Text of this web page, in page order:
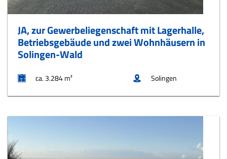
JA, zur Gewerbeliegenschaft mit Lagerhalle,
Betriebsgebäude und zwei Wohnhäusern in
Solingen-Wald
ca. 3.284 m² Solingen